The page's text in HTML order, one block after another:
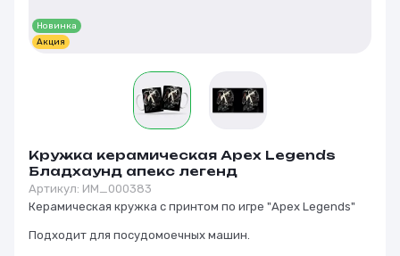
Новинка
Акция
Кружка керамическая Apex Legends
Бладхаунд апекс легенд
Артикул: ИМ_000383
Керамическая кружка с принтом по игре "Apex Legends"
Подходит для посудомоечных машин.